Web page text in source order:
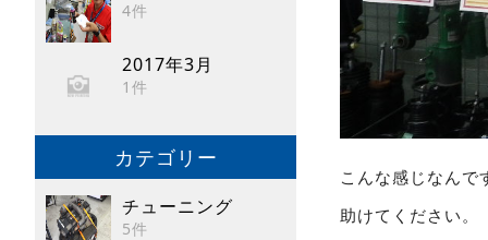
4件
2017年3月
1件
カテゴリー
チューニング
5件
こんな感じなんで
助けてください。